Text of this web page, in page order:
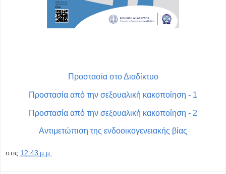
Προστασία στο Διαδίκτυο
Προστασία από την σεξουαλική κακοποίηση - 1
Προστασία από την σεξουαλική κακοποίηση - 2
Αντιμετώπιση της ενδοοικογενειακής βίας
στις 12:43 μ.μ.